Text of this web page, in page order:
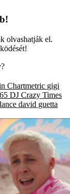
olvashatják el.
Chartmetric gigi
DJ Crazy Times
david guetta